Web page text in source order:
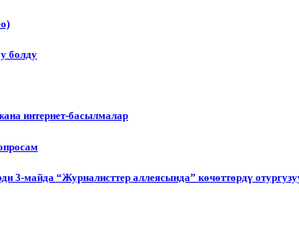
болду
интернет-басылмалар
3-майда “Журналисттер аллеясында” көчөттөрдү